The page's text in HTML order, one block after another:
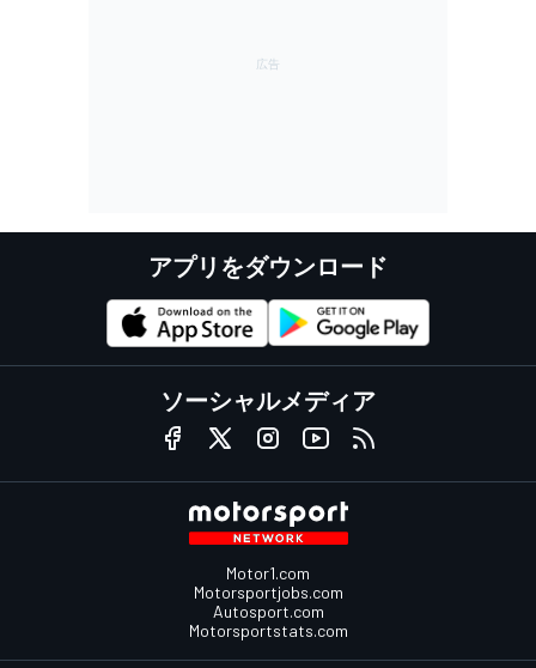
アプリをダウンロード
ソーシャルメディア
Motor1.com
Motorsportjobs.com
Autosport.com
Motorsportstats.com